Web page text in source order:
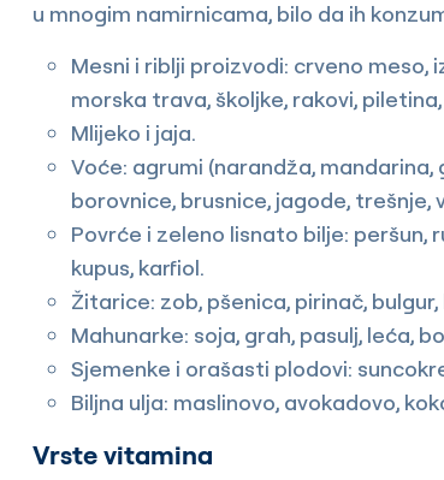
u mnogim namirnicama, bilo da ih
Mesni i riblji proizvodi: crveno meso,
morska trava, školjke, rakovi,
Mlijeko i jaja.
Voće: agrumi (narandža, mandarina,
borovnice, brusnice, jagode, trešnje,
Povrće i zeleno lisnato bilje: peršun,
kupus, karfiol.
Žitarice: zob, pšenica, pirinač, bulgur,
Mahunarke: soja, grah, pasulj, leća,
Sjemenke i orašasti plodovi:
Biljna ulja: maslinovo, avokadovo,
Vrste vitamina